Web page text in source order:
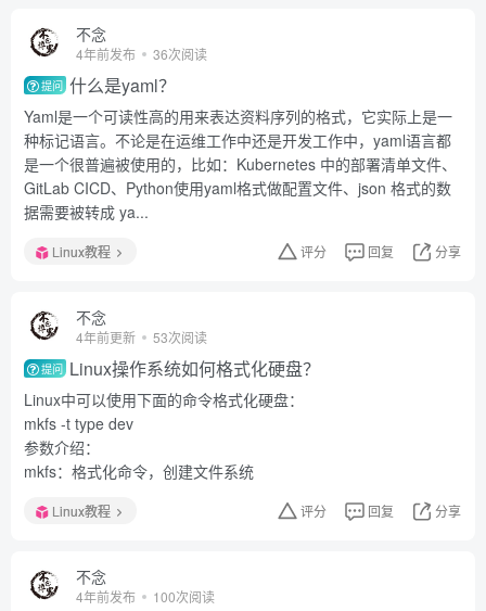
不念
4年前发布 36次阅读
提问 什么是yaml？
Yaml是一个可读性高的用来表达资料序列的格式，它实际上是一
种标记语言。不论是在运维工作中还是开发工作中，yaml语言都
是一个很普遍被使用的，比如：Kubernetes 中的部署清单文件、
GitLab CICD、Python使用yaml格式做配置文件、json 格式的数
据需要被转成 ya...
Linux教程 评分 回复 分享
不念
4年前更新 53次阅读
提问 Linux操作系统如何格式化硬盘？
Linux中可以使用下面的命令格式化硬盘：
mkfs -t type dev
参数介绍：
mkfs：格式化命令，创建文件系统
Linux教程 评分 回复 分享
不念
4年前发布 100次阅读